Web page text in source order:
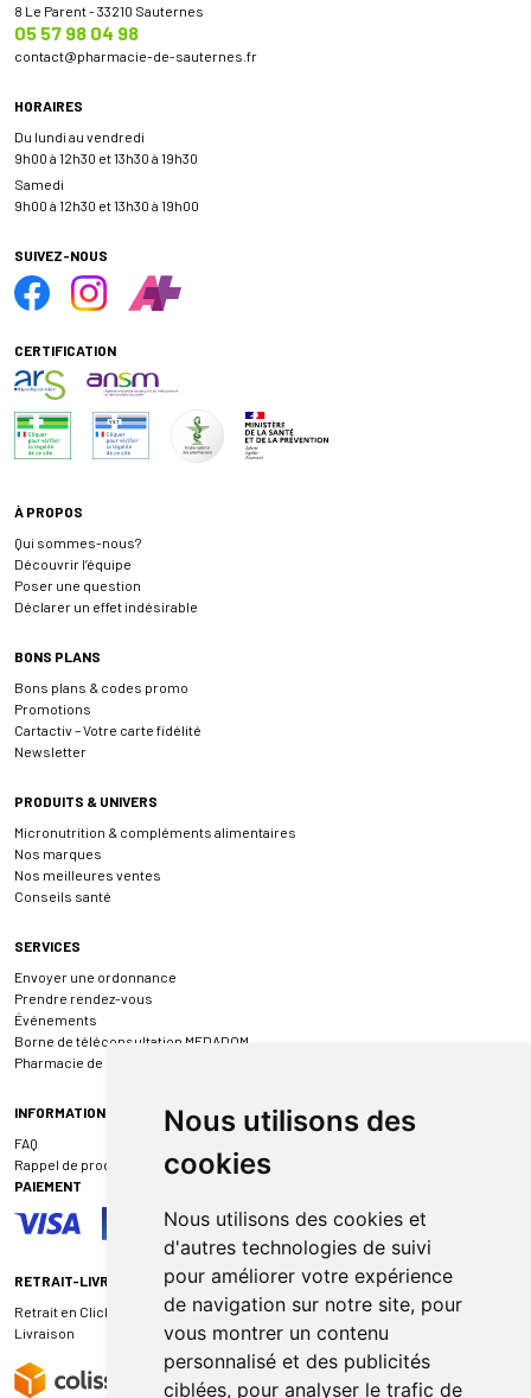
Nous utilisons des
cookies
Nous utilisons des cookies et
d'autres technologies de suivi
pour améliorer votre expérience
de navigation sur notre site, pour
vous montrer un contenu
personnalisé et des publicités
ciblées, pour analyser le trafic de
8 Le Parent - 33210 Sauternes
05 57 98 04 98
contact@pharmacie-de-sauternes.fr
HORAIRES
Du lundi au vendredi
9h00 à 12h30 et 13h30 à 19h30
Samedi
9h00 à 12h30 et 13h30 à 19h00
SUIVEZ-NOUS
CERTIFICATION
À PROPOS
Qui sommes-nous?
Découvrir l’équipe
Poser une question
Déclarer un effet indésirable
BONS PLANS
Bons plans & codes promo
Promotions
Cartactiv – Votre carte fidélité
Newsletter
PRODUITS & UNIVERS
Micronutrition & compléments alimentaires
Nos marques
Nos meilleures ventes
Conseils santé
SERVICES
Envoyer une ordonnance
Prendre rendez-vous
Événements
Borne de téléconsultation MEDADOM
Pharmacie de garde
INFORMATIONS
FAQ
Rappel de produit
PAIEMENT
RETRAIT-LIVRAISON
Retrait en Click & Collect
Livraison